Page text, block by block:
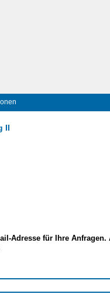
II
Adresse für Ihre